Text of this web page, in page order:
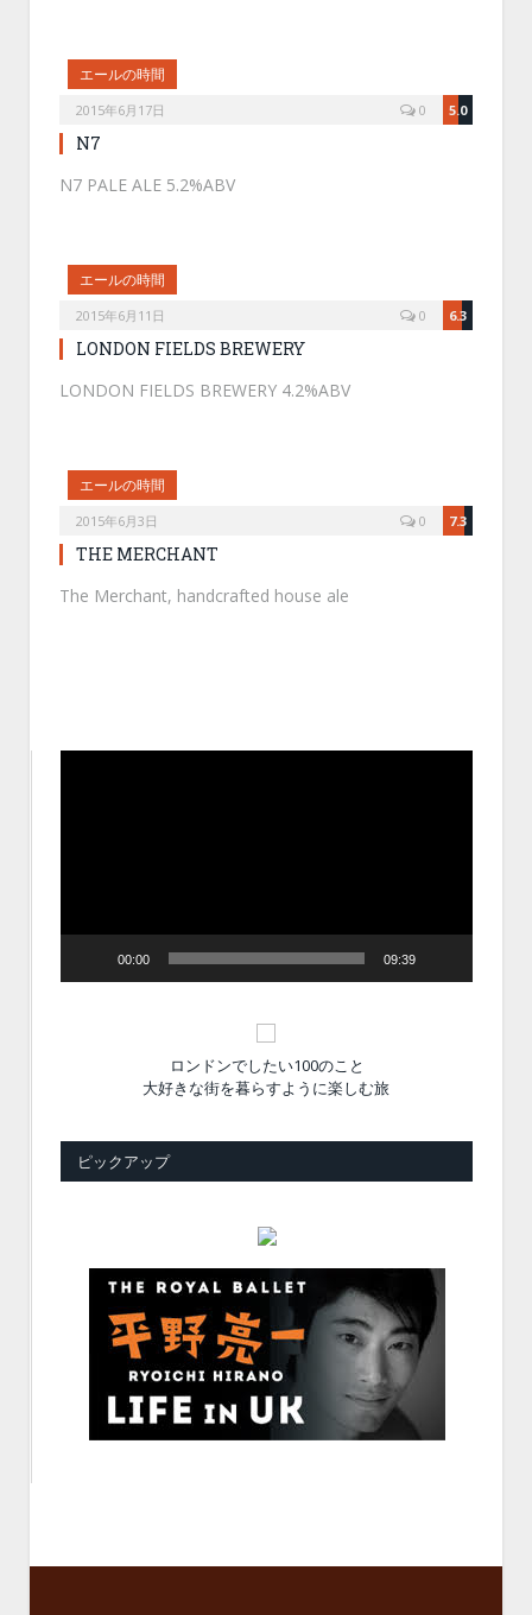
エールの時間
2015年6月17日 5.0
0
N7
N7 PALE ALE 5.2%ABV
エールの時間
2015年6月11日 6.3
0
LONDON FIELDS BREWERY
LONDON FIELDS BREWERY 4.2%ABV
エールの時間
2015年6月3日 7.3
0
THE MERCHANT
The Merchant, handcrafted house ale
00:00 09:39
ロンドンでしたい100のこと
大好きな街を暮らすように楽しむ旅
ピックアップ